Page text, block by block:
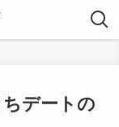
ちデートの